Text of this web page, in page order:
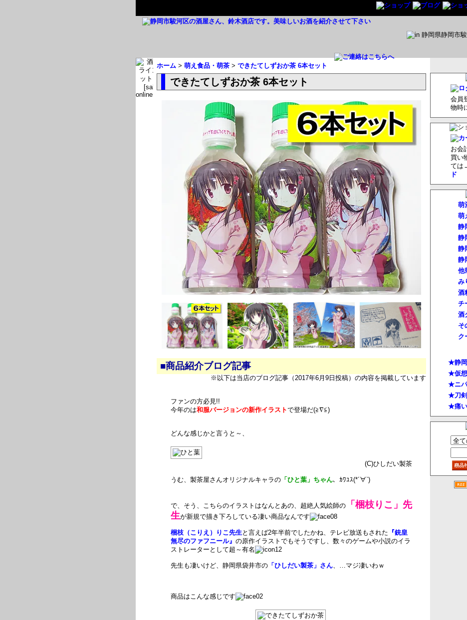
ホーム > 萌え食品・萌茶 > できたてしずおか茶 6本セット
できたてしずおか茶 6本セット
■商品紹介ブログ記事
※以下は当店のブログ記事（2017年6月9日投稿）の内容を掲載しています
ファンの方必見!!
今年のは和服バージョンの新作イラストで登場だ(≧∇≦)
どんな感じかと言うと～、
(C)ひしだい製茶
うむ、製茶屋さんオリジナルキャラの 「ひと葉」ちゃん、ｶﾜﾕｽ(*´∀`)
で、そう、こちらのイラストはなんとあの、超絶人気絵師の
「梱枝りこ」先
生が新規で描き下ろしている凄い商品なんです
梱枝（こりえ）りこ先生と言えば2年半前でしたかね、テレビ放送もされた 『銃皇
無尽のファフニール』 の原作イラストでもそうですし、数々のゲームや小説のイラ
ストレーターとして超～有名
先生も凄いけど、静岡県袋井市の 「ひしだい製茶」さん、…マジ凄いわｗ
商品はこんな感じです
会員
物時
お会
買い
て
ド
萌
萌
静
静
静
静
他
み
酒
チ
酒
そ
ク
★静岡
★仮想
★ニパ
★刀剣
★痛い